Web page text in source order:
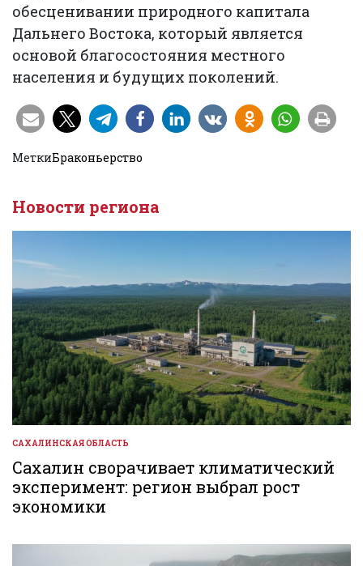
обесценивании природного капитала
Дальнего Востока, который является
основой благосостояния местного
населения и будущих поколений.
МеткиБраконьерство
Новости региона
ОПУБЛИКОВАНО
В
САХАЛИНСКАЯ ОБЛАСТЬ
Сахалин сворачивает климатический
эксперимент: регион выбрал рост
экономики